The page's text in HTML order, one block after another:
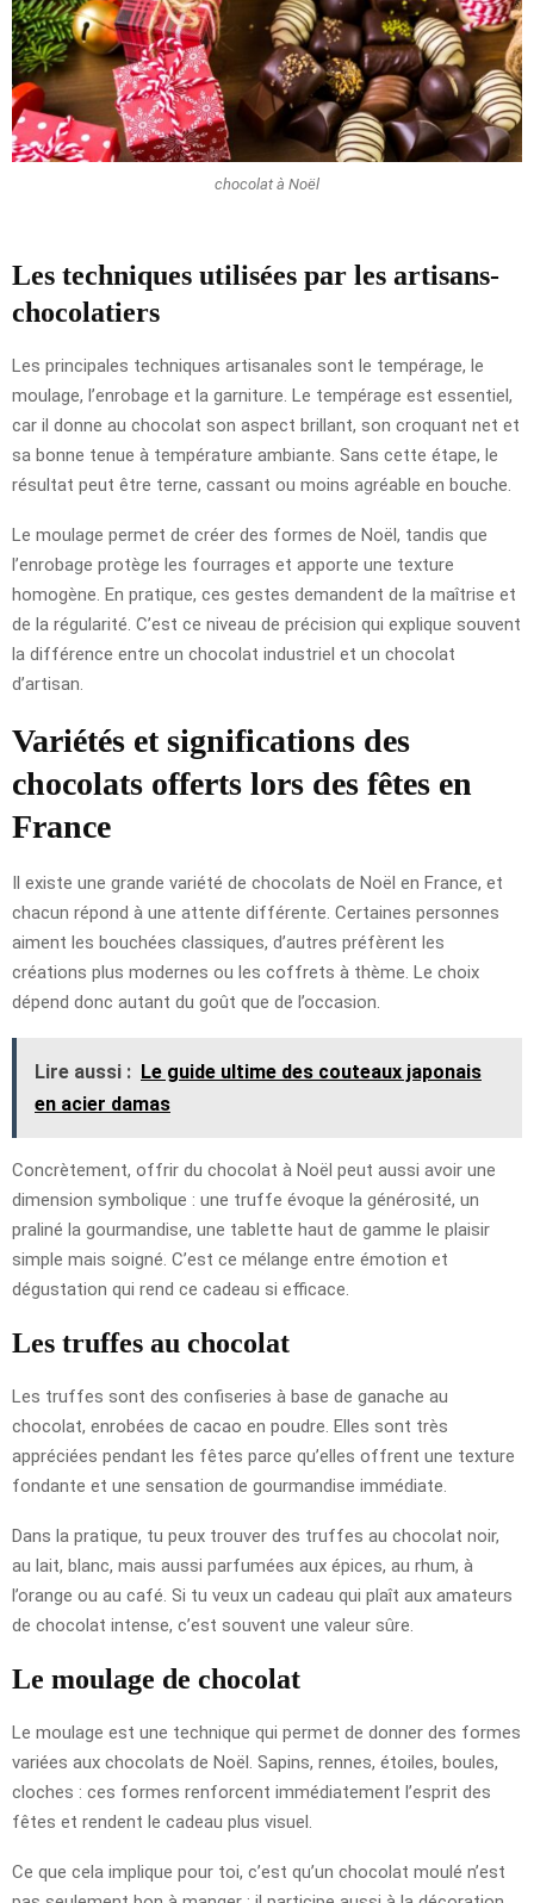
chocolat à Noël
Les techniques utilisées par les artisans-
chocolatiers
Les principales techniques artisanales sont le tempérage, le
moulage, l’enrobage et la garniture. Le tempérage est essentiel,
car il donne au chocolat son aspect brillant, son croquant net et
sa bonne tenue à température ambiante. Sans cette étape, le
résultat peut être terne, cassant ou moins agréable en bouche.
Le moulage permet de créer des formes de Noël, tandis que
l’enrobage protège les fourrages et apporte une texture
homogène. En pratique, ces gestes demandent de la maîtrise et
de la régularité. C’est ce niveau de précision qui explique souvent
la différence entre un chocolat industriel et un chocolat
d’artisan.
Variétés et significations des
chocolats offerts lors des fêtes en
France
Il existe une grande variété de chocolats de Noël en France, et
chacun répond à une attente différente. Certaines personnes
aiment les bouchées classiques, d’autres préfèrent les
créations plus modernes ou les coffrets à thème. Le choix
dépend donc autant du goût que de l’occasion.
Lire aussi : Le guide ultime des couteaux japonais
en acier damas
Concrètement, offrir du chocolat à Noël peut aussi avoir une
dimension symbolique : une truffe évoque la générosité, un
praliné la gourmandise, une tablette haut de gamme le plaisir
simple mais soigné. C’est ce mélange entre émotion et
dégustation qui rend ce cadeau si efficace.
Les truffes au chocolat
Les truffes sont des confiseries à base de ganache au
chocolat, enrobées de cacao en poudre. Elles sont très
appréciées pendant les fêtes parce qu’elles offrent une texture
fondante et une sensation de gourmandise immédiate.
Dans la pratique, tu peux trouver des truffes au chocolat noir,
au lait, blanc, mais aussi parfumées aux épices, au rhum, à
l’orange ou au café. Si tu veux un cadeau qui plaît aux amateurs
de chocolat intense, c’est souvent une valeur sûre.
Le moulage de chocolat
Le moulage est une technique qui permet de donner des formes
variées aux chocolats de Noël. Sapins, rennes, étoiles, boules,
cloches : ces formes renforcent immédiatement l’esprit des
fêtes et rendent le cadeau plus visuel.
Ce que cela implique pour toi, c’est qu’un chocolat moulé n’est